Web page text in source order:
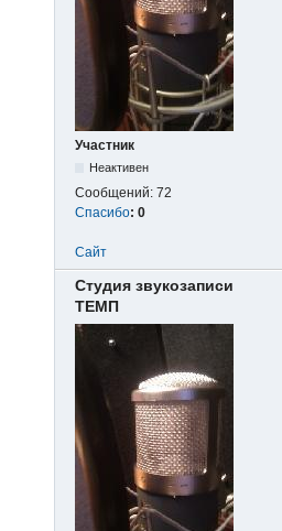
Участник
Неактивен
Сообщений: 72
Спасибо: 0
Сайт
Студия звукозаписи
ТЕМП